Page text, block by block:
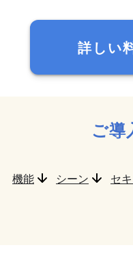
詳しい
ご導
機能 シーン セ